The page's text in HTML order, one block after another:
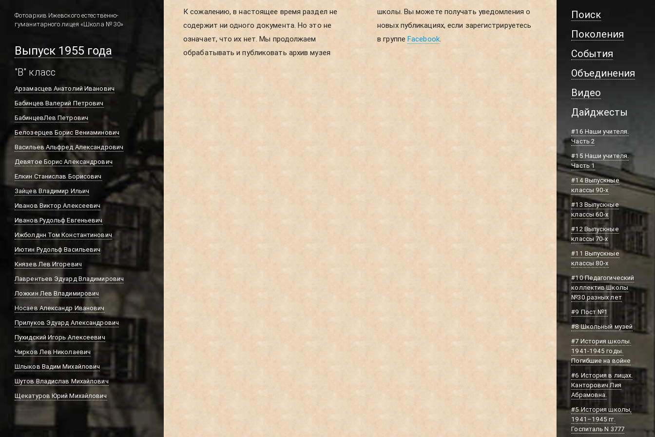
Фотоархив Ижевского естественно-
гуманитарного лицея «Школа № 30»
Выпуск 1955 года
"В" класс
Арзамасцев Анатолий Иванович
Бабинцев Валерий Петрович
БабинцевЛев Петрович
Белозерцев Борис Вениаминович
Васильев Альфред Александрович
Девятое Борис Александрович
Елкин Станислав Борисович
Зайцев Владимир Ильич
Иванов Виктор Алексеевич
Иванов Рудольф Евгеньевич
Ижболднн Том Константинович
Иютин Рудольф Васильевич
Князев Лев Игоревич
Лаврентьев Эдуард Владимирович
Ложкин Лев Владимирович
Носаев Александр Иванович
Прилуков Эдуард Александрович
Пухидский Игорь Алексеевич
Чирков Лев Николаевич
Шлыков Вадим Михайлович
Шутов Владислав Михайлович
Щекатуров Юрий Михайлович
К сожалению, в настоящее время раздел не
содержит ни одного документа. Но это не
означает, что их нет. Мы продолжаем
обрабатывать и публиковать архив музея
школы. Вы можете получать уведомления о
новых публикациях, если зарегистрируетесь
в группеFacebook.
Поиск
Поколения
События
Объединения
Видео
Дайджесты
#16 Наши учителя.
Часть 2
#15 Наши учителя.
Часть 1
#14 Выпускные
классы 90-х
#13 Выпускные
классы 60-х
#12 Выпускные
классы 70-х
#11 Выпускные
классы 80-х
#10 Педагогический
коллектив Школы
№30 разных лет
#9 Пост №1
#8 Школьный музей
#7 История школы.
1941-1945 годы.
Погибшие на войне
#6 История в лицах.
Канторович Лия
Абрамовна.
#5 История школы,
1941–1945 гг.
Госпиталь N 3777